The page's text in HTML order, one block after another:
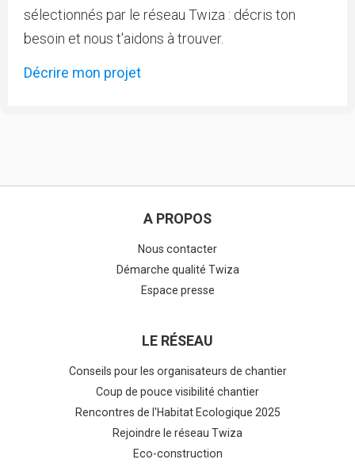
sélectionnés par le réseau Twiza : décris ton
besoin et nous t'aidons à trouver.
Décrire mon projet
A PROPOS
Nous contacter
Démarche qualité Twiza
Espace presse
LE RÉSEAU
Conseils pour les organisateurs de chantier
Coup de pouce visibilité chantier
Rencontres de l'Habitat Ecologique 2025
Rejoindre le réseau Twiza
Eco-construction